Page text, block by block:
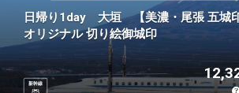
日帰り1day 大垣 【美濃・尾張 五城
オリジナル 切り絵御城印
新幹線